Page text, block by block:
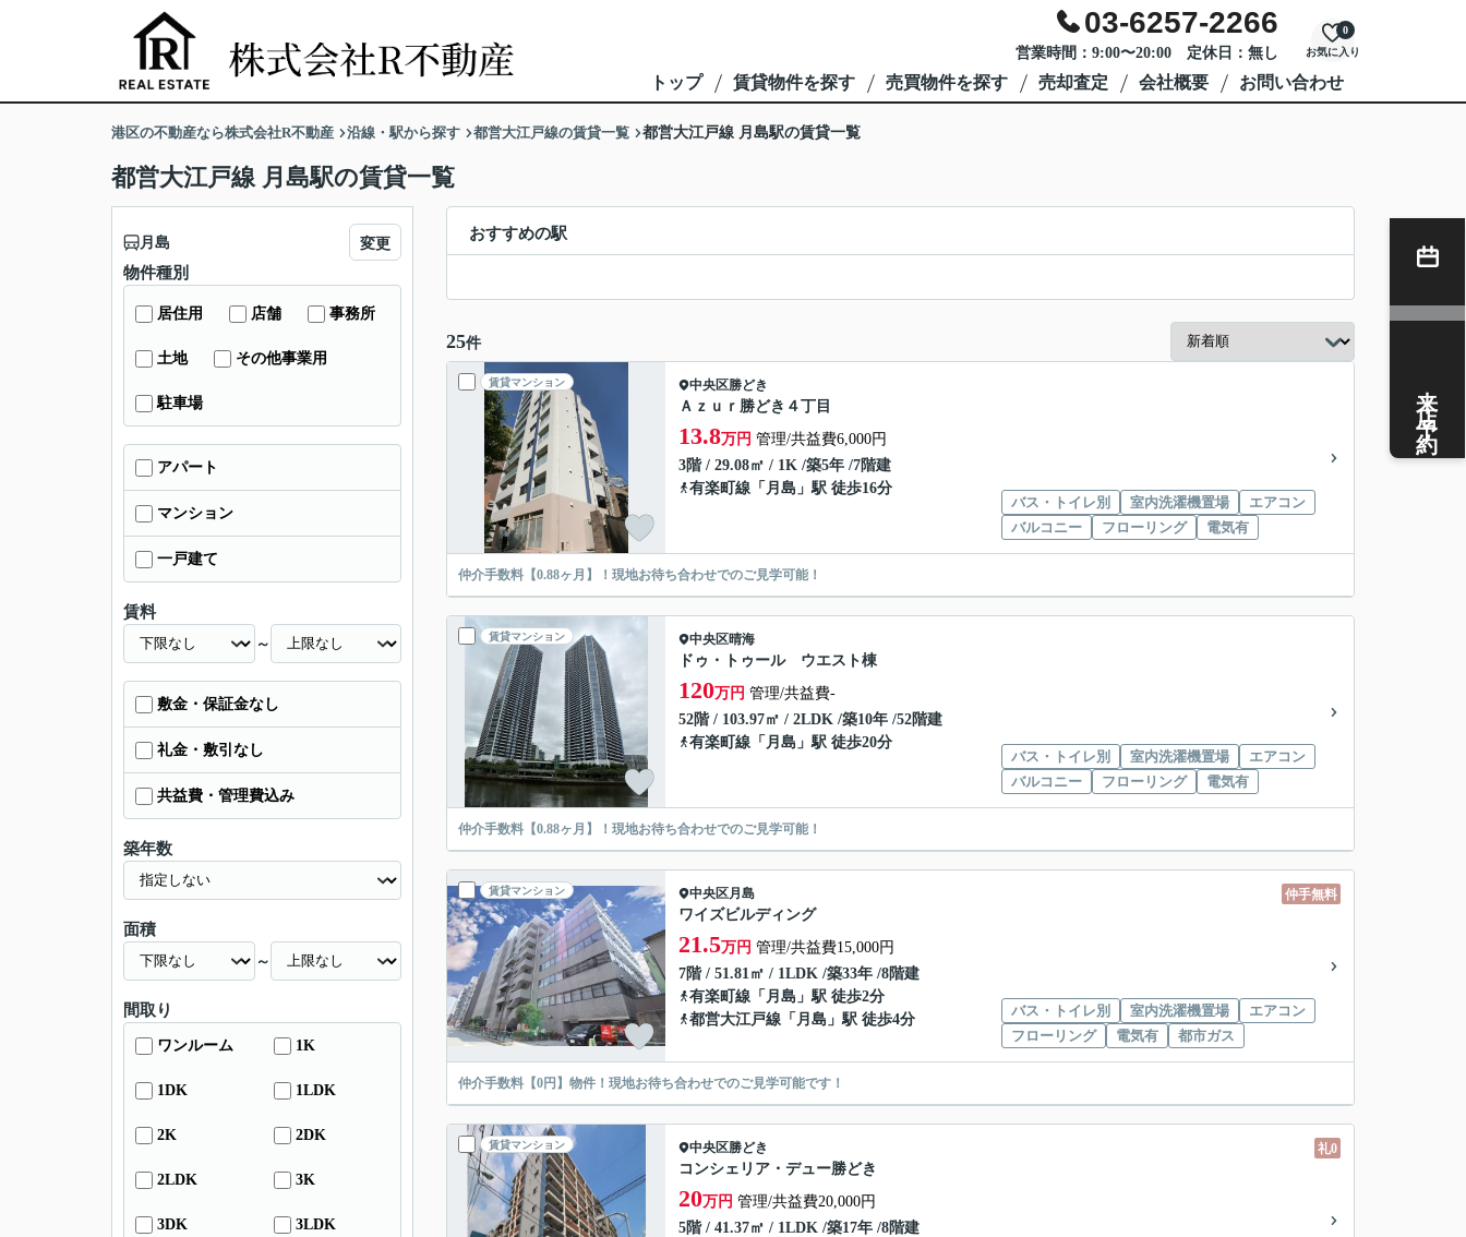
03-6257-2266
営業時間：9:00〜20:00 定休日：無し お気に入り
0
トップ 賃貸物件を探す 売買物件を探す 売却査定 会社概要 お問い合わせ
港区の不動産なら株式会社R不動産 沿線・駅から探す 都営大江戸線の賃貸一覧 都営大江戸線 月島駅の賃貸一覧
都営大江戸線 月島駅の賃貸一覧
おすすめの駅
25件
賃貸マンション 中央区勝どき
Ａｚｕｒ勝どき４丁目
13.8万円 管理/共益費6,000円
3階 / 29.08㎡ / 1K /築5年 /7階建
有楽町線 「 月島 」駅 徒歩16分
バス・トイレ別
室内洗濯機置場
エアコン
バルコニー
フローリング 電気有
仲介手数料【0.88ヶ月】！現地お待ち合わせでのご見学可能！
賃貸マンション 中央区晴海
ドゥ・トゥール ウエスト棟
120万円 管理/共益費-
52階 / 103.97㎡ / 2LDK /築10年 /52階建
有楽町線 「 月島 」駅 徒歩20分
バス・トイレ別
室内洗濯機置場
エアコン
バルコニー
フローリング 電気有
仲介手数料【0.88ヶ月】！現地お待ち合わせでのご見学可能！
賃貸マンション 仲手無料
中央区月島
ワイズビルディング
21.5万円 管理/共益費15,000円
7階 / 51.81㎡ / 1LDK /築33年 /8階建
有楽町線 「 月島 」駅 徒歩2分
都営大江戸線 「 月島 」駅 徒歩4分
バス・トイレ別 室内洗濯機置場
エアコン
フローリング
電気有 都市ガス
仲介手数料【0円】物件！現地お待ち合わせでのご見学可能です！
賃貸マンション 礼0
中央区勝どき
コンシェリア・デュー勝どき
20万円 管理/共益費20,000円
5階 / 41.37㎡ / 1LDK /築17年 /8階建
月島 変更
物件種別
居住用 店舗 事務所
土地 その他事業用
駐車場
アパート
マンション
一戸建て
賃料
～
敷金・保証金なし
礼金・敷引なし
共益費・管理費込み
築年数
面積
～
間取り
ワンルーム 1K
1DK 1LDK
2K 2DK
2LDK 3K
3DK 3LDK
来店予約